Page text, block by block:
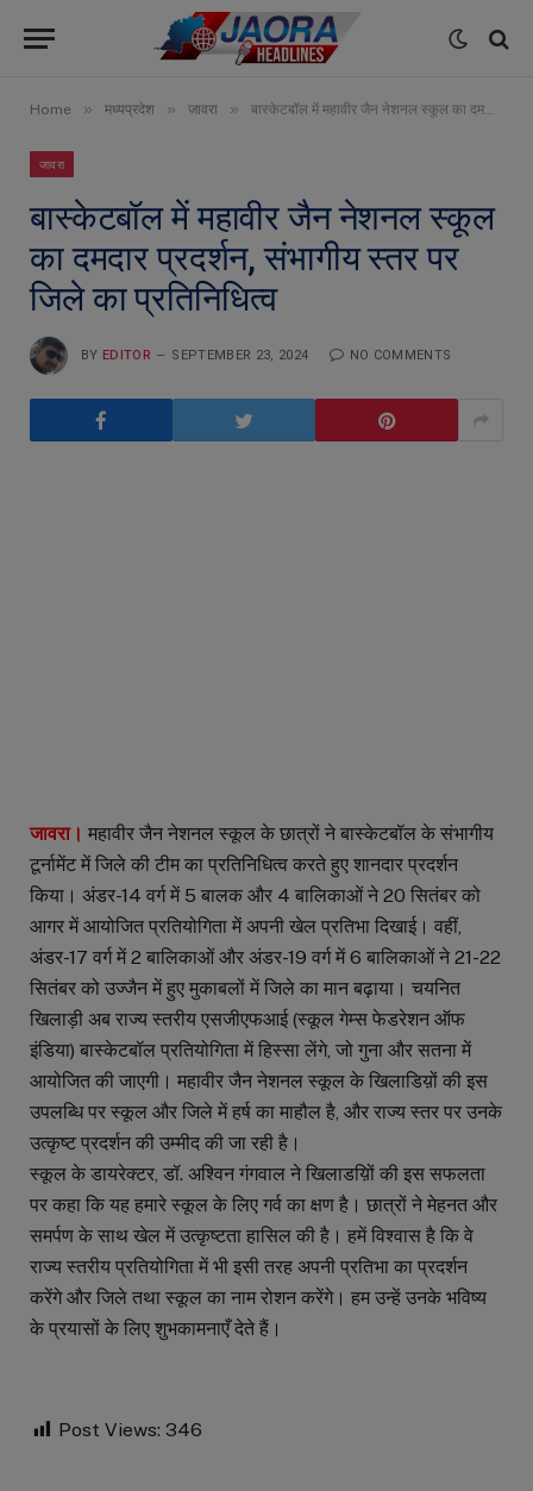
Home » मध्यप्रदेश » जावरा » बास्केटबॉल में महावीर जैन नेशनल स्कूल का दमदार प्रदर्शन, संभागीय स्तर पर जिले का प्रतिनिधित्व
जावरा
बास्केटबॉल में महावीर जैन नेशनल स्कूल
का दमदार प्रदर्शन, संभागीय स्तर पर
जिले का प्रतिनिधित्व
BY EDITOR SEPTEMBER 23, 2024 NO COMMENTS
जावरा। महावीर जैन नेशनल स्कूल के छात्रों ने बास्केटबॉल के संभागीय
टूर्नामेंट में जिले की टीम का प्रतिनिधित्व करते हुए शानदार प्रदर्शन
किया। अंडर-14 वर्ग में 5 बालक और 4 बालिकाओं ने 20 सितंबर को
आगर में आयोजित प्रतियोगिता में अपनी खेल प्रतिभा दिखाई। वहीं,
अंडर-17 वर्ग में 2 बालिकाओं और अंडर-19 वर्ग में 6 बालिकाओं ने 21-22
सितंबर को उज्जैन में हुए मुकाबलों में जिले का मान बढ़ाया। चयनित
खिलाड़ी अब राज्य स्तरीय एसजीएफआई (स्कूल गेम्स फेडरेशन ऑफ
इंडिया) बास्केटबॉल प्रतियोगिता में हिस्सा लेंगे, जो गुना और सतना में
आयोजित की जाएगी। महावीर जैन नेशनल स्कूल के खिलाडिय़ों की इस
उपलब्धि पर स्कूल और जिले में हर्ष का माहौल है, और राज्य स्तर पर उनके
उत्कृष्ट प्रदर्शन की उम्मीद की जा रही है।
स्कूल के डायरेक्टर, डॉ. अश्विन गंगवाल ने खिलाडय़िों की इस सफलता
पर कहा कि यह हमारे स्कूल के लिए गर्व का क्षण है। छात्रों ने मेहनत और
समर्पण के साथ खेल में उत्कृष्टता हासिल की है। हमें विश्वास है कि वे
राज्य स्तरीय प्रतियोगिता में भी इसी तरह अपनी प्रतिभा का प्रदर्शन
करेंगे और जिले तथा स्कूल का नाम रोशन करेंगे। हम उन्हें उनके भविष्य
के प्रयासों के लिए शुभकामनाएँ देते हैं।
Post Views: 346